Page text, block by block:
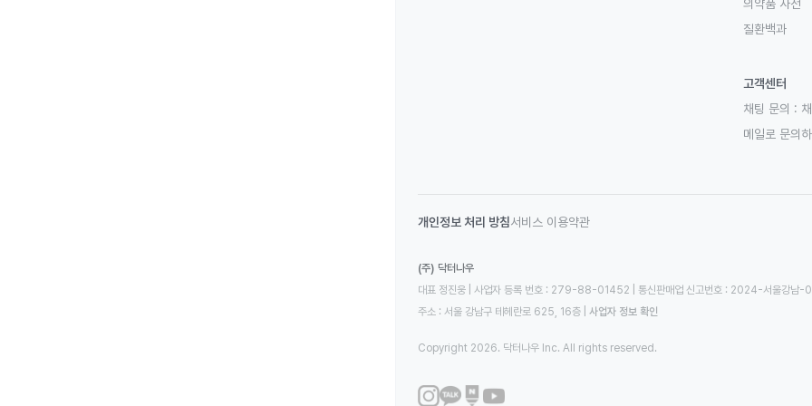
의약품 사전
질환백과
고객센터
채팅 문의 :
메일로 문의
개인정보 처리 방침서비스 이용약관
(주) 닥터나우
대표 정진웅 | 사업자 등록 번호 : 279-88-01452 | 통신판매업 신고번호 : 2024-서울강남
주소 : 서울 강남구 테헤란로 625, 16층
사업자 정보 확인
Copyright 2026. 닥터나우 Inc. All rights reserved.